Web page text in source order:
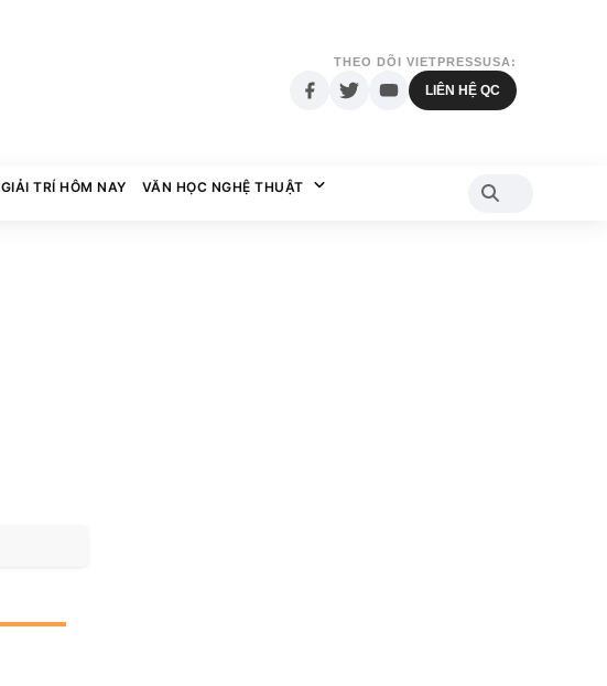
THEO DÕI VIETPRESSUSA:
LIÊN HỆ QC
GIẢI TRÍ HÔM NAY VĂN HỌC NGHỆ THUẬT